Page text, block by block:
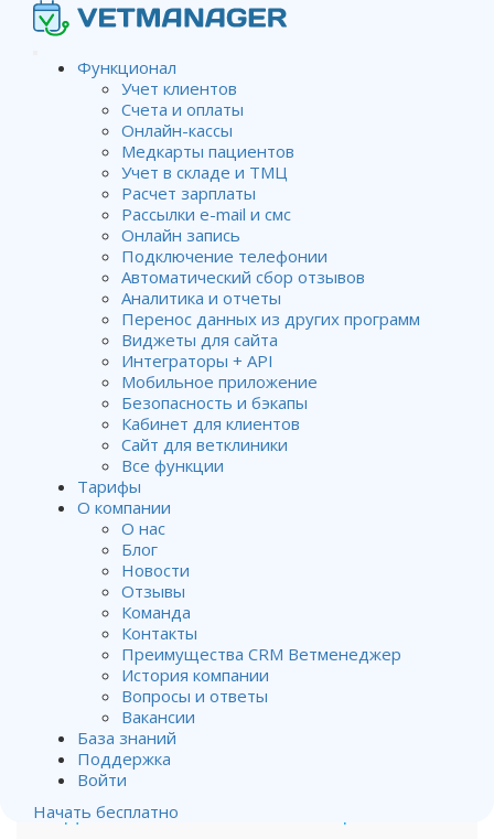
Функционал
Учет клиентов
Счета и оплаты
Онлайн-кассы
Медкарты пациентов
Учет в складе и ТМЦ
Расчет зарплаты
Рассылки e-mail и смс
Онлайн запись
Подключение телефонии
Автоматический сбор отзывов
Аналитика и отчеты
Перенос данных из других программ
Виджеты для сайта
Интеграторы + API
Мобильное приложение
Безопасность и бэкапы
Кабинет для клиентов
Сайт для ветклиники
Все функции
Тарифы
О компании
О нас
Блог
Новости
Отзывы
Команда
Контакты
Преимущества CRM Ветменеджер
История компании
Вопросы и ответы
Вакансии
База знаний
Поддержка
Войти
Начать бесплатно
Клиенты
Клиенты
Добавление нового клиента
Поиск зарегистрированного клиента
Присвоение скидочной карты клиенту
Редактирование данных клиента
Удаление или деактивация клиента
Загрузка в Ветменеджер
существующей базы клиентов
Добавление нового питомца